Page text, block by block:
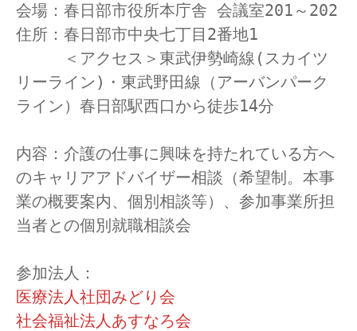
会場：春日部市役所本庁舎 会議室201～202
住所：春日部市中央七丁目2番地1
＜アクセス＞東武伊勢崎線(スカイツ
リーライン)・東武野田線（アーバンパーク
ライン）春日部駅西口から徒歩14分
内容：介護の仕事に興味を持たれている方へ
のキャリアアドバイザー相談（希望制。本事
業の概要案内、個別相談等）、参加事業所担
当者との個別就職相談会
参加法人：
医療法人社団みどり会
社会福祉法人あすなろ会